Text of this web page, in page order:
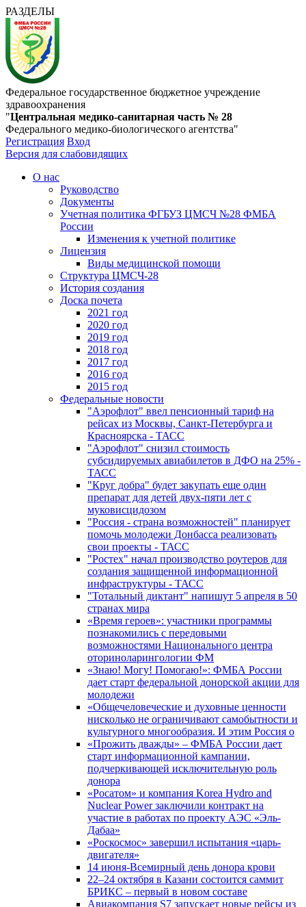
РАЗДЕЛЫ
Федеральное государственное бюджетное учреждение
здравоохранения
"Центральная медико-санитарная часть № 28
Федерального медико-биологического агентства"
Регистрация Вход
Версия для слабовидящих
О нас
Руководство
Документы
Учетная политика ФГБУЗ ЦМСЧ №28 ФМБА
России
Изменения к учетной политике
Лицензия
Виды медицинской помощи
Структура ЦМСЧ-28
История создания
Доска почета
2021 год
2020 год
2019 год
2018 год
2017 год
2016 год
2015 год
Федеральные новости
"Аэрофлот" ввел пенсионный тариф на
рейсах из Москвы, Санкт-Петербурга и
Красноярска - ТАСС
"Аэрофлот" снизил стоимость
субсидируемых авиабилетов в ДФО на 25% -
ТАСС
"Круг добра" будет закупать еще один
препарат для детей двух-пяти лет с
муковисцидозом
"Россия - страна возможностей" планирует
помочь молодежи Донбасса реализовать
свои проекты - ТАСС
"Ростех" начал производство роутеров для
создания защищенной информационной
инфраструктуры - ТАСС
"Тотальный диктант" напишут 5 апреля в 50
странах мира
«Время героев»: участники программы
познакомились с передовыми
возможностями Национального центра
оториноларингологии ФМ
«Знаю! Могу! Помогаю!»: ФМБА России
дает старт федеральной донорской акции для
молодежи
«Общечеловеческие и духовные ценности
нисколько не ограничивают самобытности и
культурного многообразия. И этим Россия о
«Прожить дважды» – ФМБА России дает
старт информационной кампании,
подчеркивающей исключительную роль
донора
«Росатом» и компания Korea Hydro and
Nuclear Power заключили контракт на
участие в работах по проекту АЭС «Эль-
Дабаа»
«Роскосмос» завершил испытания «царь-
двигателя»
14 июня-Всемирный день донора крови
22–24 октября в Казани состоится саммит
БРИКС – первый в новом составе
Авиакомпания S7 запускает новые рейсы из